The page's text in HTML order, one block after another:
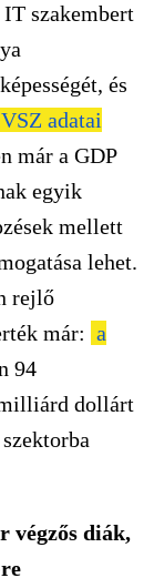
szakembert
és
adatai
már a GDP
egyik
mellett
lehet.
rejlő
már: a
94
dollárt
végzős diák,